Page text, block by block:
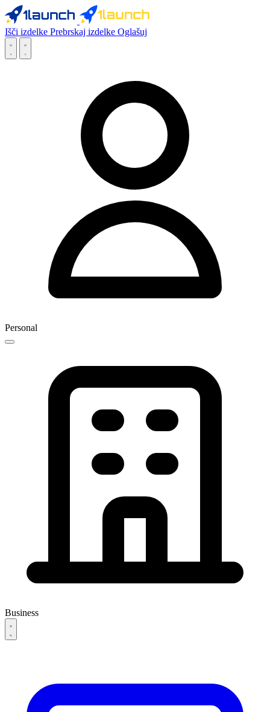
Išči izdelke Prebrskaj izdelke Oglašuj
Personal
Business